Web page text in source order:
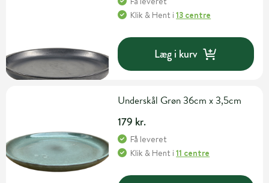
Klik & Hent i13 centre
Læg i kurv
Underskål Grøn 36cm x 3,5cm
179 kr.
Få leveret
Klik & Hent i11 centre